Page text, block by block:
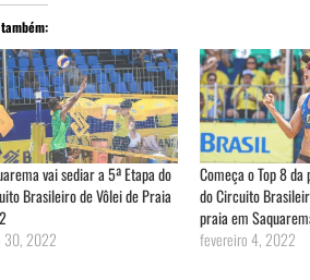
vai sediar a 5ª Etapa do
Brasileiro de Vôlei de Praia
30, 2022
Começa o Top 8
do Circuito
praia em
fevereiro 4, 2022